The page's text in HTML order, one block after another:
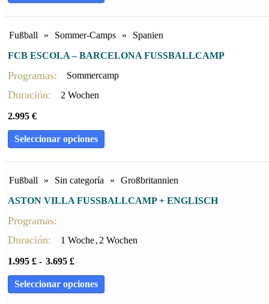
Fußball » Sommer-Camps »
Spanien
FCB ESCOLA – BARCELONA FUSSBALLCAMP
Programas: Sommercamp
Duración: 2 Wochen
2.995 €
Seleccionar opciones
Fußball » Sin categoría »
Großbritannien
ASTON VILLA FUSSBALLCAMP + ENGLISCH
Programas:
Duración:
1 Woche , 2 Wochen
1.995 £ - 3.695 £
Seleccionar opciones